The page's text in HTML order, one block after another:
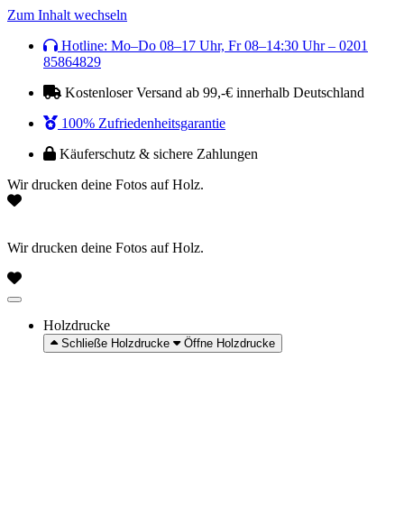
Zum Inhalt wechseln
Hotline: Mo–Do 08–17 Uhr, Fr 08–14:30 Uhr – 0201
85864829
Kostenloser Versand ab 99,-€ innerhalb Deutschland
100% Zufriedenheitsgarantie
Käuferschutz & sichere Zahlungen
Wir drucken deine Fotos auf Holz.
Wir drucken deine Fotos auf Holz.
Holzdrucke
Schließe Holzdrucke Öffne Holzdrucke